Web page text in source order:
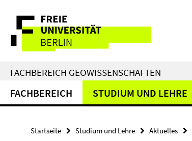
direkt
Inhalt
Service-
Navigation
FACHBEREICH GEOWISSENSCHAFTEN
FACHBEREICH STUDIUM UND LEHRE
Startseite Studium und Lehre Aktuelles